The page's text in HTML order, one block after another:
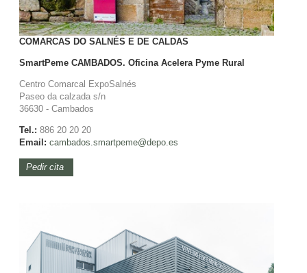
COMARCAS DO SALNÉS E DE CALDAS
SmartPeme CAMBADOS. Oficina Acelera Pyme Rural
Centro Comarcal ExpoSalnés
Paseo da calzada s/n
36630 - Cambados
Tel.: 886 20 20 20
Email: cambados.smartpeme@depo.es
Pedir cita